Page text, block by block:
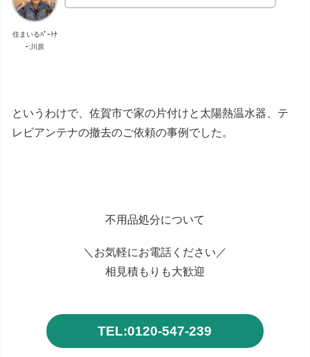
住まいるﾊﾟｰﾄﾅ
ｰ:川原
というわけで、佐賀市で家の片付けと太陽熱温水器、テ
レビアンテナの撤去のご依頼の事例でした。
不用品処分について
＼お気軽にお電話ください／
相見積もりも大歓迎
TEL:0120-547-239